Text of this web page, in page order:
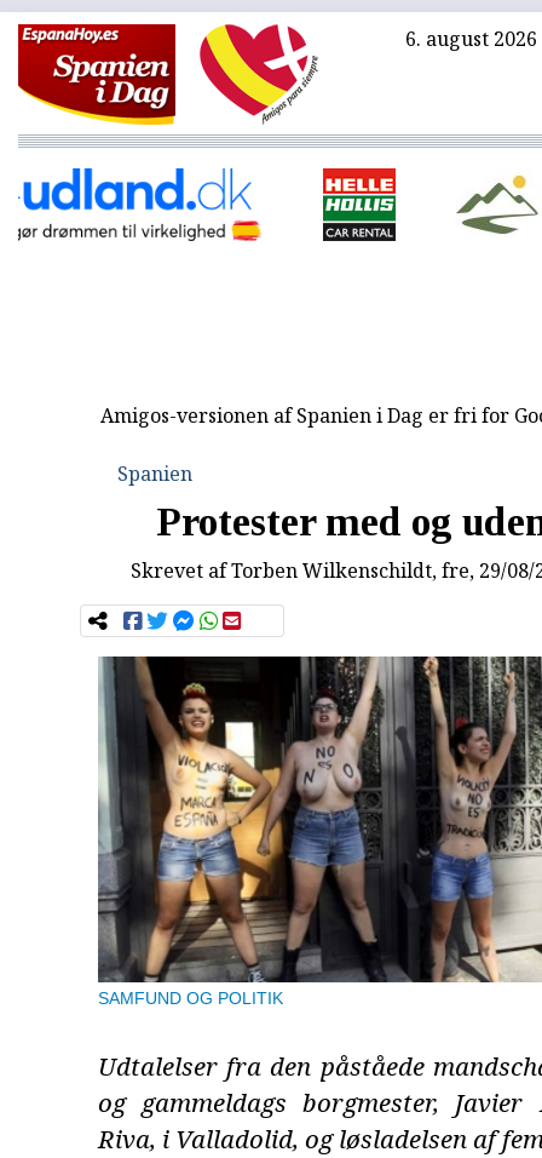
6. august 2026
Amigos-versionen af Spanien i Dag er fri for
Spanien
Protester med og
Skrevet afTorben Wilkenschildt, fre, 29/08/
SAMFUND OG POLITIK
Udtalelser fra den påståede
og gammeldags borgmester,
Riva, i Valladolid, og løsladelsen af